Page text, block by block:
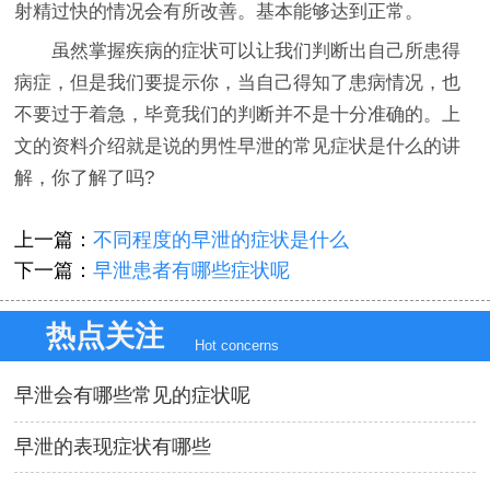
射精过快的情况会有所改善。基本能够达到正常。
虽然掌握疾病的症状可以让我们判断出自己所患得
病症，但是我们要提示你，当自己得知了患病情况，也
不要过于着急，毕竟我们的判断并不是十分准确的。上
文的资料介绍就是说的男性早泄的常见症状是什么的讲
解，你了解了吗?
上一篇：不同程度的早泄的症状是什么
下一篇：早泄患者有哪些症状呢
热点关注 Hot concerns
早泄会有哪些常见的症状呢
早泄的表现症状有哪些